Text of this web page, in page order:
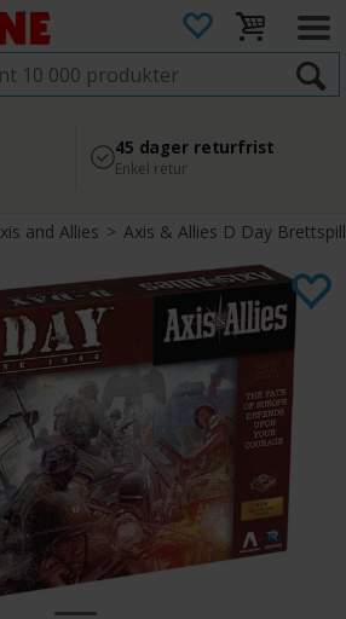
Sikker betaling
med Svea
45 dager returfrist
Enkel retur
and Allies>Axis & Allies D Day Brettspill